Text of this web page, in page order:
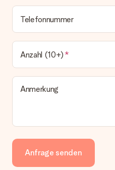
Telefonnummer
Anzahl (10+)
Anmerkung
Anfrage senden